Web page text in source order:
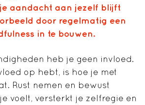
aandacht aan jezelf blijft
door regelmatig een
in te bouwen.
heb je geen invloed.
op hebt, is hoe je met
Rust nemen en bewust
voelt, versterkt je zelfregie en